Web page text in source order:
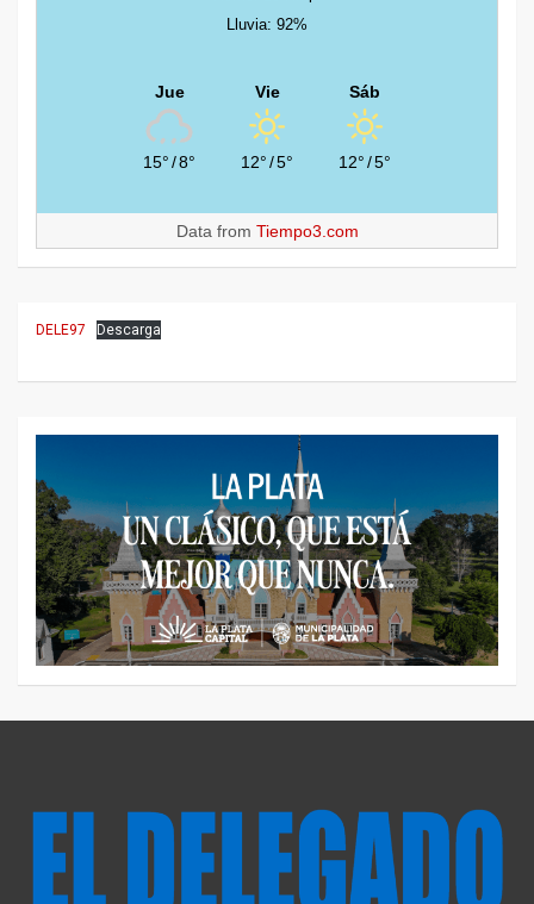
Lluvia: 92%
Jue
15°/8°
Vie
12°/5°
Sáb
12°/5°
Data from Tiempo3.com
DELE97 Descarga